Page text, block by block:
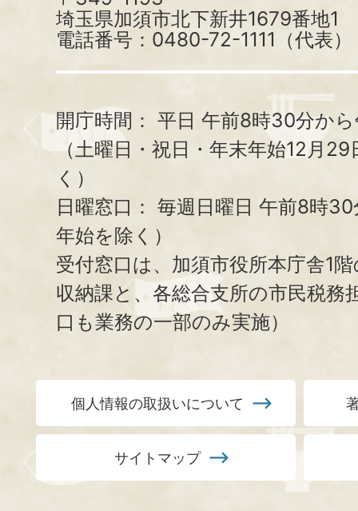
埼玉県加須市北下新井1679番地1
電話番号：0480-72-1111（代表）
開庁時間： 平日 午前8時30分か
（土曜日・祝日・年末年始12月
く）
日曜窓口： 毎週日曜日 午前8時
年始を除く）
受付窓口は、加須市役所本庁舎1
収納課と、 各総合支所の市民税務
口も業務の一部のみ実施）
個人情報の取扱いについて
サイトマップ